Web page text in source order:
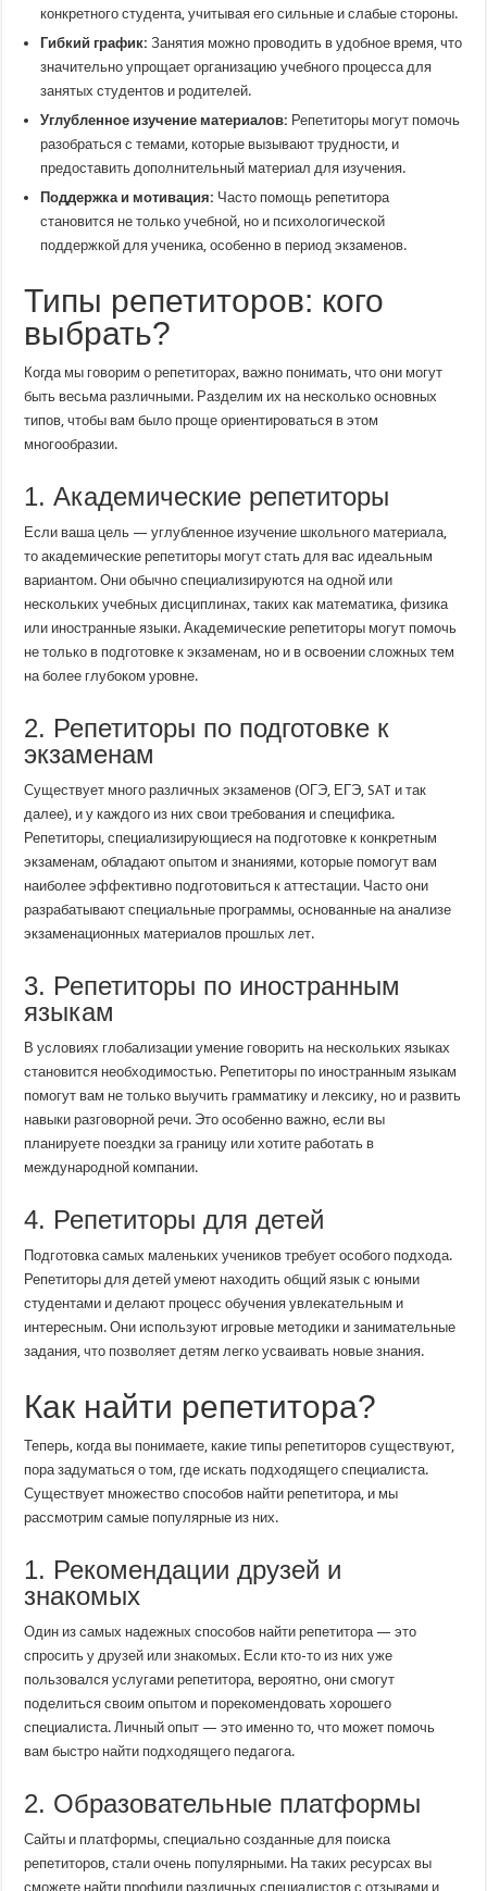
конкретного студента, учитывая его сильные и слабые стороны.
Гибкий график: Занятия можно проводить в удобное время, что
значительно упрощает организацию учебного процесса для
занятых студентов и родителей.
Углубленное изучение материалов: Репетиторы могут помочь
разобраться с темами, которые вызывают трудности, и
предоставить дополнительный материал для изучения.
Поддержка и мотивация: Часто помощь репетитора
становится не только учебной, но и психологической
поддержкой для ученика, особенно в период экзаменов.
Типы репетиторов: кого
выбрать?
Когда мы говорим о репетиторах, важно понимать, что они могут
быть весьма различными. Разделим их на несколько основных
типов, чтобы вам было проще ориентироваться в этом
многообразии.
1. Академические репетиторы
Если ваша цель — углубленное изучение школьного материала,
то академические репетиторы могут стать для вас идеальным
вариантом. Они обычно специализируются на одной или
нескольких учебных дисциплинах, таких как математика, физика
или иностранные языки. Академические репетиторы могут помочь
не только в подготовке к экзаменам, но и в освоении сложных тем
на более глубоком уровне.
2. Репетиторы по подготовке к
экзаменам
Существует много различных экзаменов (ОГЭ, ЕГЭ, SAT и так
далее), и у каждого из них свои требования и специфика.
Репетиторы, специализирующиеся на подготовке к конкретным
экзаменам, обладают опытом и знаниями, которые помогут вам
наиболее эффективно подготовиться к аттестации. Часто они
разрабатывают специальные программы, основанные на анализе
экзаменационных материалов прошлых лет.
3. Репетиторы по иностранным
языкам
В условиях глобализации умение говорить на нескольких языках
становится необходимостью. Репетиторы по иностранным языкам
помогут вам не только выучить грамматику и лексику, но и развить
навыки разговорной речи. Это особенно важно, если вы
планируете поездки за границу или хотите работать в
международной компании.
4. Репетиторы для детей
Подготовка самых маленьких учеников требует особого подхода.
Репетиторы для детей умеют находить общий язык с юными
студентами и делают процесс обучения увлекательным и
интересным. Они используют игровые методики и занимательные
задания, что позволяет детям легко усваивать новые знания.
Как найти репетитора?
Теперь, когда вы понимаете, какие типы репетиторов существуют,
пора задуматься о том, где искать подходящего специалиста.
Существует множество способов найти репетитора, и мы
рассмотрим самые популярные из них.
1. Рекомендации друзей и
знакомых
Один из самых надежных способов найти репетитора — это
спросить у друзей или знакомых. Если кто-то из них уже
пользовался услугами репетитора, вероятно, они смогут
поделиться своим опытом и порекомендовать хорошего
специалиста. Личный опыт — это именно то, что может помочь
вам быстро найти подходящего педагога.
2. Образовательные платформы
Сайты и платформы, специально созданные для поиска
репетиторов, стали очень популярными. На таких ресурсах вы
сможете найти профили различных специалистов с отзывами и